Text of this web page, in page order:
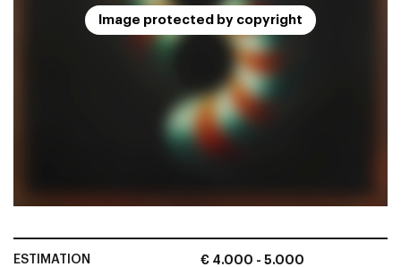
Image protected by copyright
ESTIMATION € 4.000 - 5.000